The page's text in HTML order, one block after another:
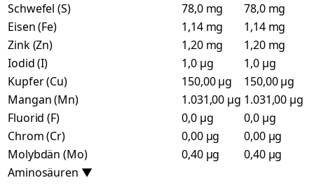
Schwefel (S)
78,0 mg
78,0 mg
Eisen (Fe)
1,14 mg
1,14 mg
Zink (Zn)
1,20 mg
1,20 mg
Iodid (I)
1,0 µg
1,0 µg
Kupfer (Cu)
150,00 µg
150,00 µg
Mangan (Mn)
1.031,00 µg 1.031,00 µg
Fluorid (F)
0,0 µg
0,0 µg
Chrom (Cr)
0,00 µg
0,00 µg
Molybdän (Mo)
0,40 µg
0,40 µg
Aminosäuren ▼